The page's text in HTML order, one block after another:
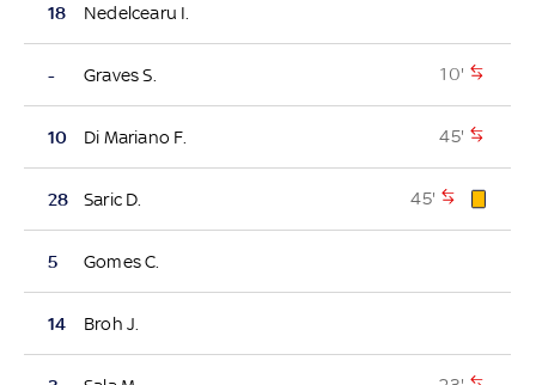
18 Nedelcearu I.
- Graves S. 10'
10 Di Mariano F. 45'
28 Saric D. 45'
5 Gomes C.
14 Broh J.